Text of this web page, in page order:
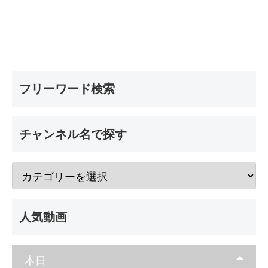
フリーワード検索
チャンネル名で探す
人気動画
本日